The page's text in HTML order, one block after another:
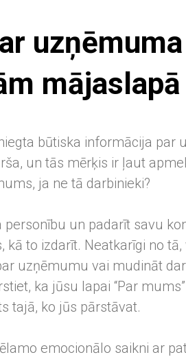
uzņēmuma
mājaslapā
būtiska informācija par
un tās mērķis ir ļaut
ja ne tā darbinieki?
un padarīt savu
kā to izdarīt. Neatkarīgi no tā,
uzņēmumu vai mudināt
ka jūsu lapai “Par
tajā, ko jūs pārstāvat.
emocionālo saikni ar